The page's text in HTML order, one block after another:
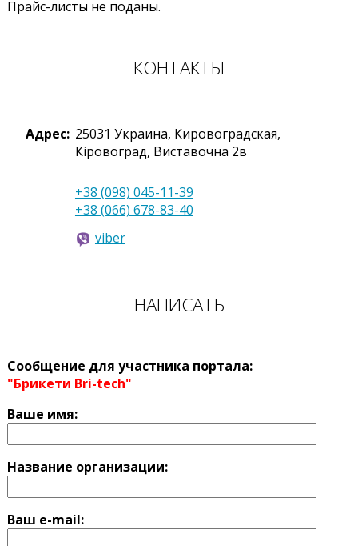
Прайс-листы не поданы.
КОНТАКТЫ
Адрес: 25031 Украина, Кировоградская,
Кіровоград, Виставочна 2в
+38 (098) 045-11-39
+38 (066) 678-83-40
viber
НАПИСАТЬ
Сообщение для участника портала:
"Брикети Bri-tech"
Ваше имя:
Название оргaнизации:
Ваш e-mail: